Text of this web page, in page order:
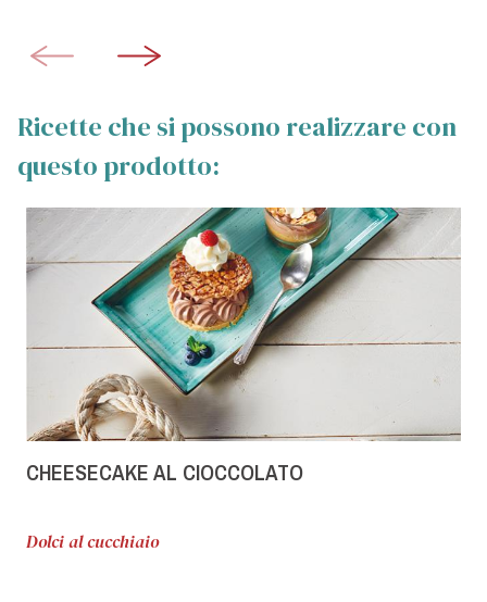
Ricette che si possono realizzare con
questo prodotto:
CHEESECAKE AL CIOCCOLATO
Dolci al cucchiaio